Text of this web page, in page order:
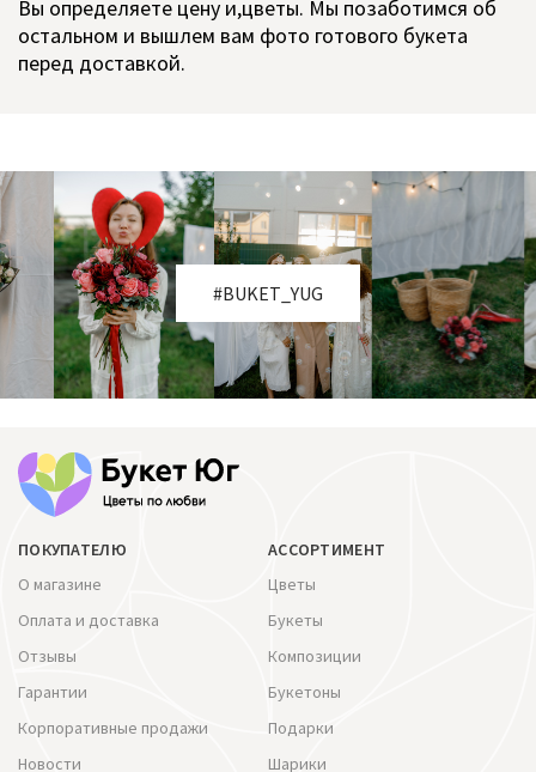
Вы определяете цену и,цветы. Мы позаботимся об
остальном и вышлем вам фото готового букета
перед доставкой.
#BUKET_YUG
ПОКУПАТЕЛЮ
О магазине
Оплата и доставка
Отзывы
Гарантии
Корпоративные продажи
Новости
АССОРТИМЕНТ
Цветы
Букеты
Композиции
Букетоны
Подарки
Шарики